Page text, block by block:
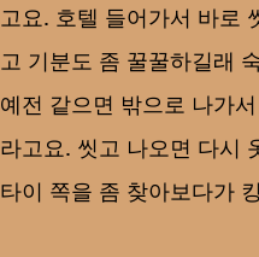
고요. 호텔 들어가서 바로
고 기분도 좀 꿀꿀하길래
예전 같으면 밖으로 나가
라고요. 씻고 나오면 다시
타이 쪽을 좀 찾아보다가